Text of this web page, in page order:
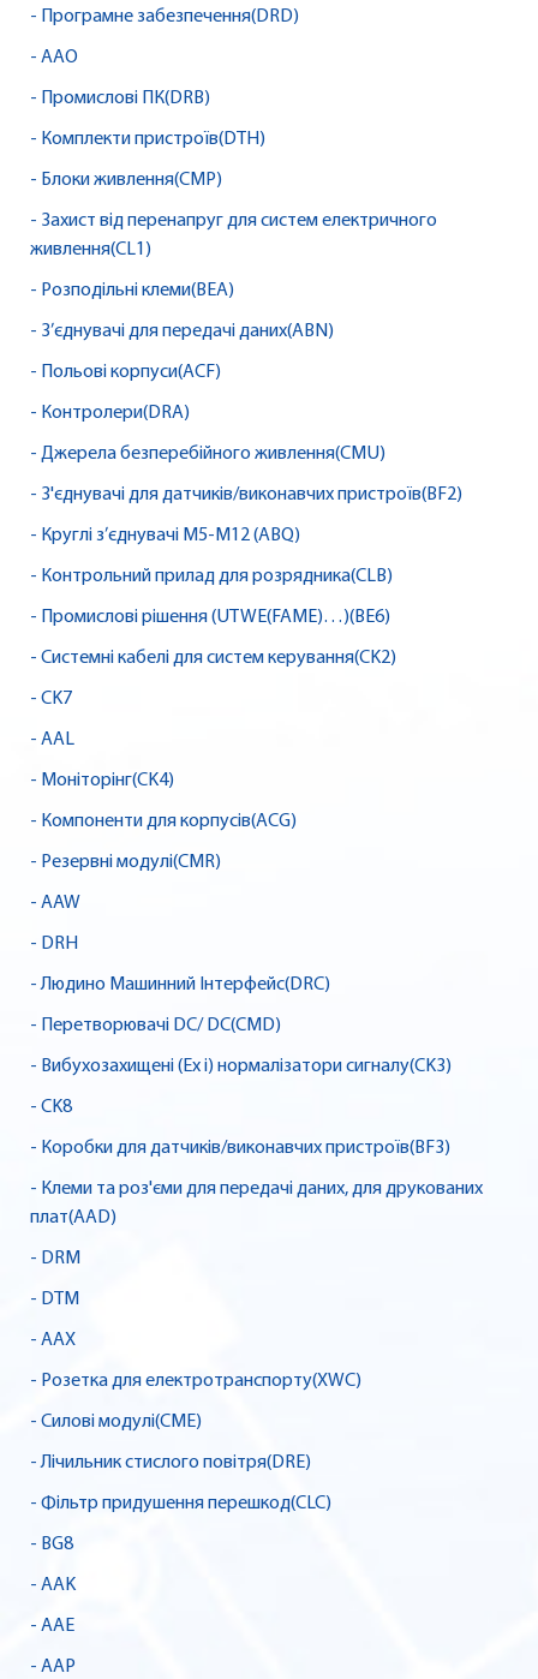
- Програмне забезпечення(DRD)
- AAO
- Промислові ПК(DRB)
- Комплекти пристроїв(DTH)
- Блоки живлення(CMP)
- Захист від перенапруг для систем електричного
живлення(CL1)
- Розподільні клеми(BEA)
- З’єднувачі для передачі даних(ABN)
- Польові корпуси(ACF)
- Контролери(DRA)
- Джерела безперебійного живлення(CMU)
- З'єднувачі для датчиків/виконавчих пристроїв(BF2)
- Круглі з’єднувачі M5-M12 (ABQ)
- Контрольний прилад для розрядника(CLB)
- Промислові рішення (UTWE(FAME)…)(BE6)
- Системні кабелі для систем керування(CK2)
- CK7
- AAL
- Моніторінг(CK4)
- Компоненти для корпусів(ACG)
- Резервні модулі(CMR)
- AAW
- DRH
- Людино Машинний Інтерфейс(DRC)
- Перетворювачі DC/ DC(CMD)
- Вибухозахищені (Ex i) нормалізатори сигналу(CK3)
- CK8
- Коробки для датчиків/виконавчих пристроїв(BF3)
- Клеми та роз'єми для передачі даних, для друкованих
плат(AAD)
- DRM
- DTM
- AAX
- Розетка для електротранспорту(XWC)
- Силові модулі(CME)
- Лічильник стислого повітря(DRE)
- Фільтр придушення перешкод(CLC)
- BG8
- AAK
- AAE
- AAP